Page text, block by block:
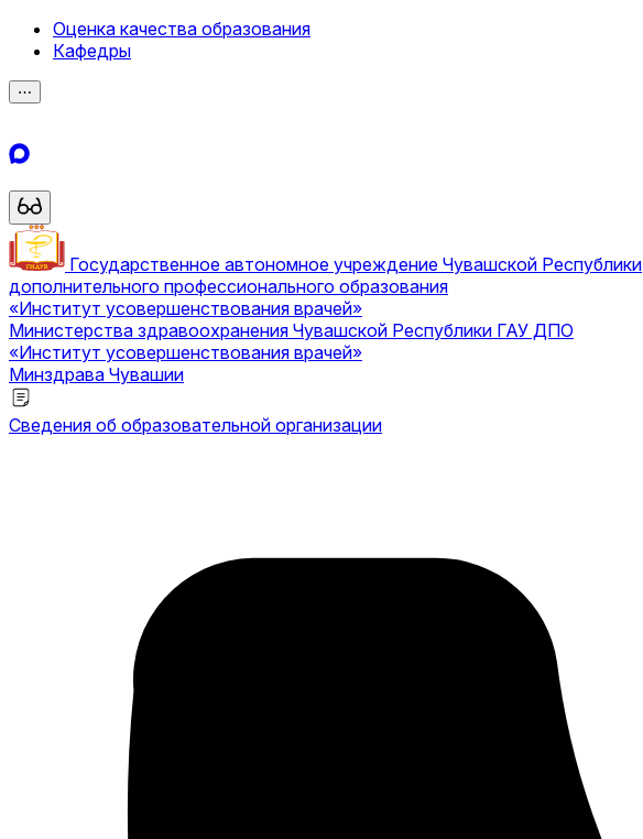
Оценка качества образования
Кафедры
⋯
Государственное автономное учреждение Чувашской Республики
дополнительного профессионального образования
«Институт усовершенствования врачей»
Министерства здравоохранения Чувашской Республики ГАУ ДПО
«Институт усовершенствования врачей»
Минздрава Чувашии
Сведения об образовательной организации